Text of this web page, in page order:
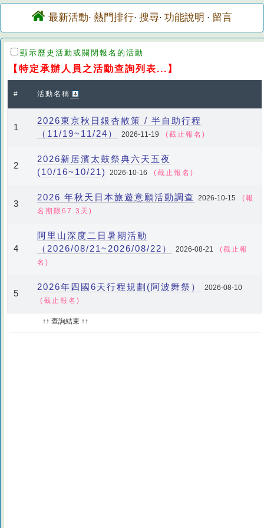
最新活動· 熱門排行· 搜尋· 功能說明 · 留言
顯示歷史活動或關閉報名的活動
【特定承辦人員之活動查詢列表...】
# 活動名稱
1
2026東京秋日銀杏散策 / 半自助行程
（11/19~11/24）
2026-11-19 (截止報名)
2
2026新居濱太鼓祭典六天五夜
(10/16~10/21)
2026-10-16 (截止報名)
3
2026 年秋天日本旅遊意願活動調查 2026-10-15
(報
名期限67.3天)
4
阿里山深度二日暑期活動
（2026/08/21~2026/08/22）
2026-08-21
(截止報
名)
5
2026年四國6天行程規劃(阿波舞祭）
2026-08-10
(截止報名)
↑↑ 查詢結束 ↑↑